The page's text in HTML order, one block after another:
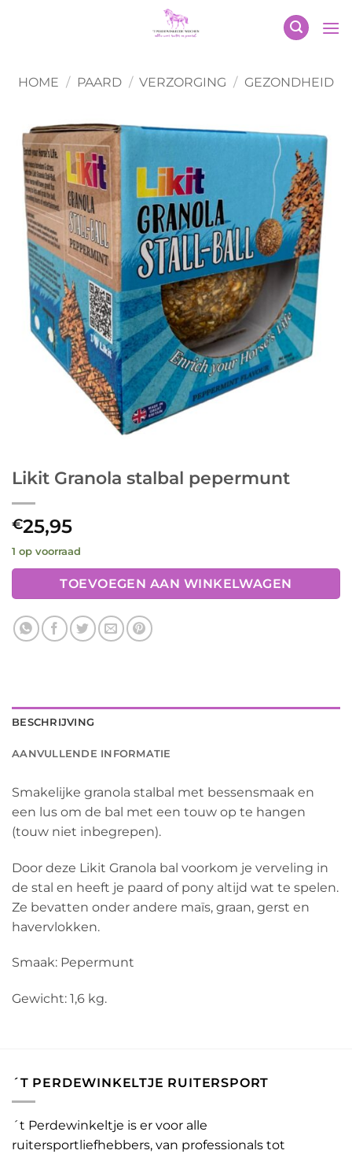
HOME / PAARD / VERZORGING / GEZONDHEID
Likit Granola stalbal pepermunt
€25,95
1 op voorraad
TOEVOEGEN AAN WINKELWAGEN
BESCHRIJVING
AANVULLENDE INFORMATIE
Smakelijke granola stalbal met bessensmaak en
een lus om de bal met een touw op te hangen
(touw niet inbegrepen).
Door deze Likit Granola bal voorkom je verveling in
de stal en heeft je paard of pony altijd wat te spelen.
Ze bevatten onder andere maïs, graan, gerst en
havervlokken.
Smaak: Pepermunt
Gewicht: 1,6 kg.
´T PERDEWINKELTJE RUITERSPORT
´t Perdewinkeltje is er voor alle
ruitersportliefhebbers, van professionals tot